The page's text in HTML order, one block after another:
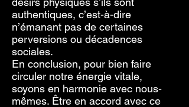
authentiques, c’est-à-dire
n’émanant pas de certaines
perversions ou décadences
sociales.
En conclusion, pour bien faire
circuler notre énergie vitale,
soyons en harmonie avec nous-
mêmes. Être en accord avec ce